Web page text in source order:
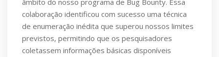
âmbito do nosso programa de Bug Bounty. Essa
colaboração identificou com sucesso uma técnica
de enumeração inédita que superou nossos limites
previstos, permitindo que os pesquisadores
coletassem informações básicas disponíveis